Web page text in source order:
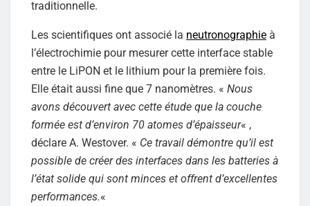
traditionnelle.
Les scientifiques ont associé la neutronographie à
l’électrochimie pour mesurer cette interface stable
entre le LiPON et le lithium pour la première fois.
Elle était aussi fine que 7 nanomètres. « Nous
avons découvert avec cette étude que la couche
formée est d’environ 70 atomes d’épaisseur« ,
déclare A. Westover. « Ce travail démontre qu’il est
possible de créer des interfaces dans les batteries à
l’état solide qui sont minces et offrent d’excellentes
performances.«